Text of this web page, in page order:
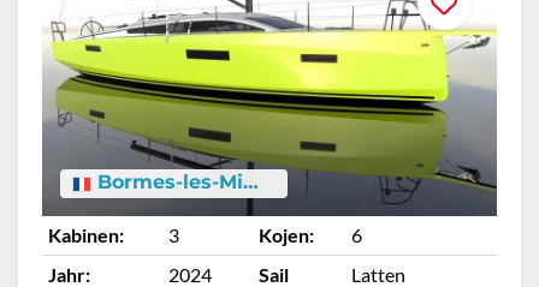
Bormes-les-Mimosas
Kabinen: 3 Kojen:
6
Jahr:
2024 Sail
Latten